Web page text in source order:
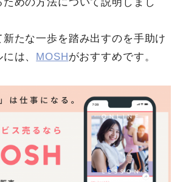
たな一歩を踏み出すのを手助け
は、 MOSHがおすすめです。